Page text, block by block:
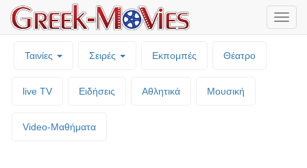
Ταινίες Σειρές Εκπομπές Θέατρο
live TV Ειδήσεις Αθλητικά Μουσική
Video-Mαθήματα